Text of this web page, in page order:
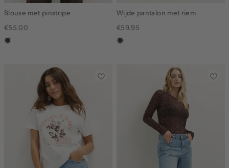
Blouse met pinstripe
€55.00
choco
Wijde pantalon met riem
€59.95
choco